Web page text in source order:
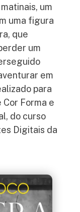
um
uma figura
que
um
em
para
Forma e
do curso
Digitais da